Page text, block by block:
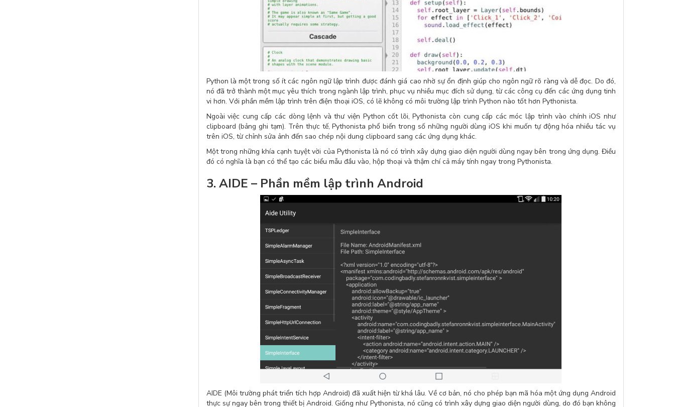
Python là một trong số ít các ngôn ngữ lập trình được đánh giá cao nhờ sự ổn định giúp cho ngôn ngữ rõ ràng và dễ đọc. Do đó,
nó đã trở thành một mục yêu thích trong ngành lập trình, phục vụ nhiều mục đích sử dụng, từ các công cụ đến các ứng dụng tinh
vi hơn. Với phần mềm lập trình trên điện thoại iOS, có lẽ không có môi trường lập trình Python nào tốt hơn Pythonista.
Ngoài việc cung cấp các dòng lệnh và thư viện Python cốt lõi, Pythonista còn cung cấp các móc lập trình vào chính iOS như
clipboard (bảng ghi tạm). Trên thực tế, Pythonista phổ biến trong số những người dùng iOS khi muốn tự động hóa nhiều tác vụ
trên iOS, từ chỉnh sửa ảnh đến sao chép nội dung clipboard sang các ứng dụng khác.
Một trong những khía cạnh tuyệt vời của Pythonista là nó có trình xây dựng giao diện người dùng ngay bên trong ứng dụng. Điều
đó có nghĩa là bạn có thể tạo các biểu mẫu đầu vào, hộp thoại và thậm chí cả máy tính ngay trong Pythonista.
3. AIDE – Phần mềm lập trình Android
AIDE (Môi trường phát triển tích hợp Android) đã xuất hiện từ khá lâu. Về cơ bản, nó cho phép bạn mã hóa một ứng dụng Android
thực sự ngay bên trong thiết bị Android. Giống như Pythonista, nó cũng có trình xây dựng giao diện người dùng, do đó bạn không